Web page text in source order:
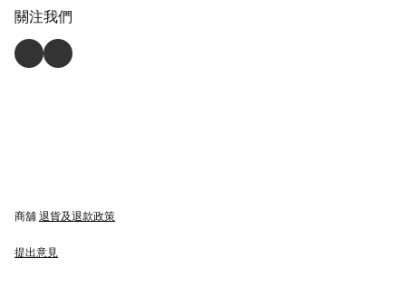
關注我們
商舖 退貨及退款政策
提出意見